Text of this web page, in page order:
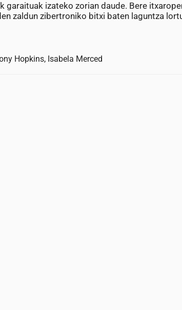
garaituak izateko zorian daude. Bere
zaldun zibertroniko bitxi baten laguntza
Hopkins, Isabela Merced